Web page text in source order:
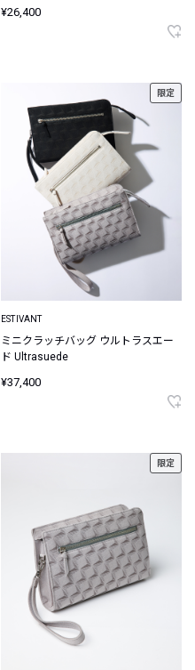
¥26,400
限定
ESTIVANT
ミニクラッチバッグ ウルトラスエー
ド Ultrasuede
¥37,400
限定